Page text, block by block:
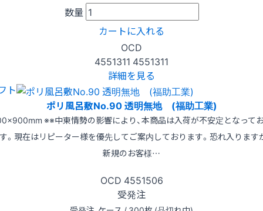
数量
カートに入れる
OCD
4551311 4551311
詳細を見る
ト
ポリ風呂敷No.90 透明無地 (福助工業)
※※中東情勢の影響により、本商品は入荷が不安定となって
。現在はリピーター様を優先してご案内しております。恐れ入ります
新規のお客様…
OCD 4551506
受発注